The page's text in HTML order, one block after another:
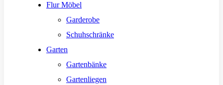
Flur Möbel
Garderobe
Schuhschränke
Garten
Gartenbänke
Gartenliegen